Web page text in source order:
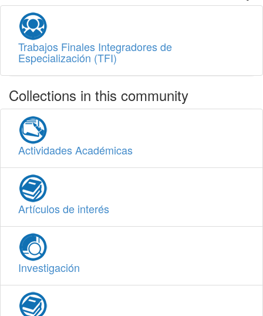
Trabajos Finales Integradores de
Especialización (TFI)
Collections in this community
Actividades Académicas
Artículos de interés
Investigación